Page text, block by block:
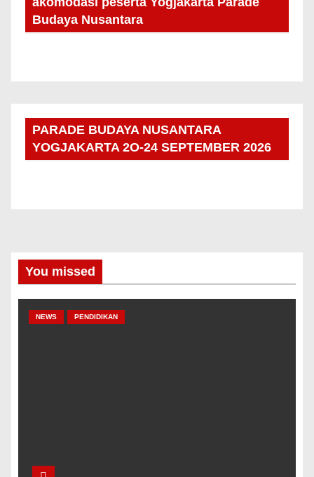
Budaya Nusantara
PARADE BUDAYA NUSANTARA
YOGJAKARTA 2O-24 SEPTEMBER 2026
You missed
NEWS PENDIDIKAN